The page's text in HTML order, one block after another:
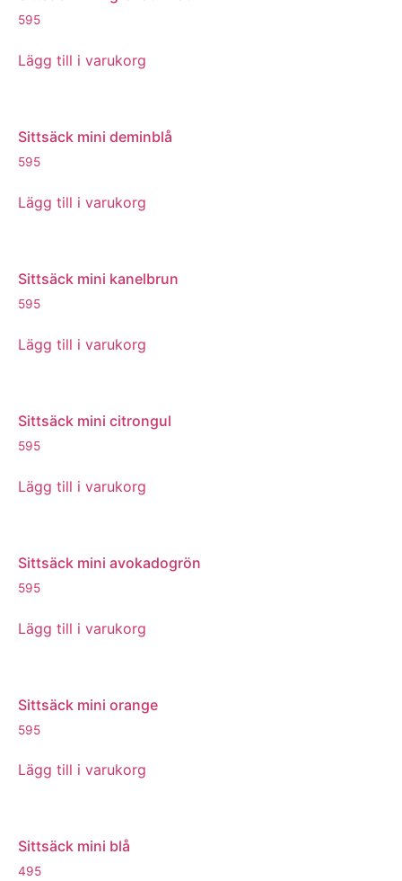
595
Lägg till i varukorg
Sittsäck mini deminblå
595
Lägg till i varukorg
Sittsäck mini kanelbrun
595
Lägg till i varukorg
Sittsäck mini citrongul
595
Lägg till i varukorg
Sittsäck mini avokadogrön
595
Lägg till i varukorg
Sittsäck mini orange
595
Lägg till i varukorg
Sittsäck mini blå
495